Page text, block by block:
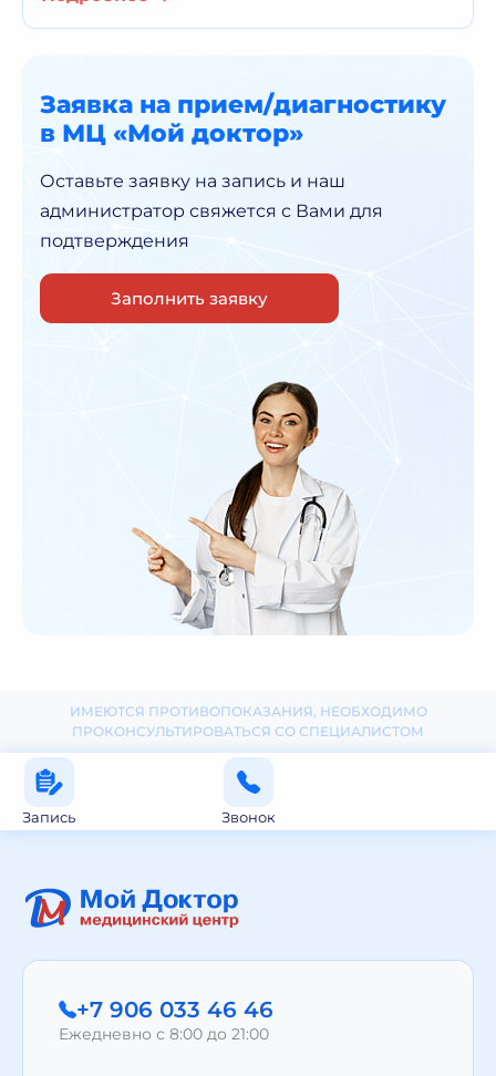
Заявка на прием/диагностику
в МЦ «Мой доктор»
Оставьте заявку на запись и наш
администратор свяжется с Вами для
подтверждения
Заполнить заявку
ИМЕЮТСЯ ПРОТИВОПОКАЗАНИЯ, НЕОБХОДИМО
ПРОКОНСУЛЬТИРОВАТЬСЯ СО СПЕЦИАЛИСТОМ
Запись Звонок
+7 906 033 46 46
Ежедневно с 8:00 до 21:00